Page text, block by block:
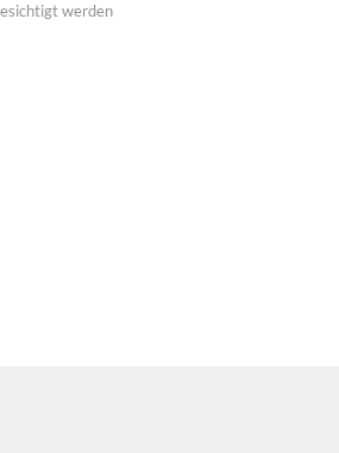
werden